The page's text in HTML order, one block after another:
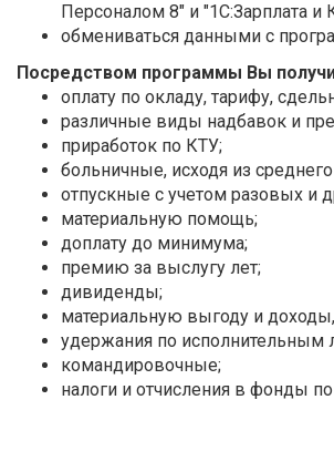
Персоналом 8" и "1С:Зарплата и
обмениваться данными с
Посредством программы Вы
оплату по окладу, тарифу,
различные виды надбавок и
приработок по КТУ;
больничные, исходя из
отпускные с учетом разовых и
материальную помощь;
доплату до минимума;
премию за выслугу лет;
дивиденды;
материальную выгоду и
удержания по исполнительным
командировочные;
налоги и отчисления в фонды